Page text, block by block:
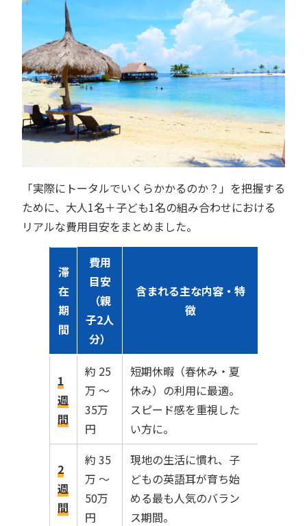
「実際にトータルでいくらかかるのか？」を把握する
ために、大人1名＋子ども1名の組み合わせにおける
リアルな費用目安をまとめました。
滞
在
期
間
費用
目安
（親
子2人
分）
含まれる主な内容・特
徴
1
週
間
約 25
万 〜
35万
円
短期休暇（春休み・夏
休み）の利用に最適。
スピード感を重視した
い方に。
2
週
間
約 35
万 〜
50万
円
現地の生活に慣れ、子
どもの英語耳が育ち始
める最も人気のバラン
ス期間。